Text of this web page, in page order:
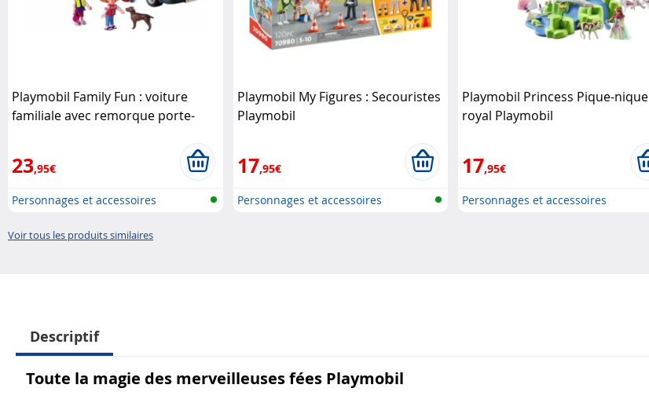
Playmobil Family Fun : voiture
familiale avec remorque porte-
23,95€
Personnages et accessoires
Playmobil My Figures : Secouristes
Playmobil
17,95€
Personnages et accessoires
Playmobil Princess Pique-nique
royal Playmobil
17,95€
Personnages et accessoires
Voir tous les produits similaires
Descriptif
Toute la magie des merveilleuses fées Playmobil